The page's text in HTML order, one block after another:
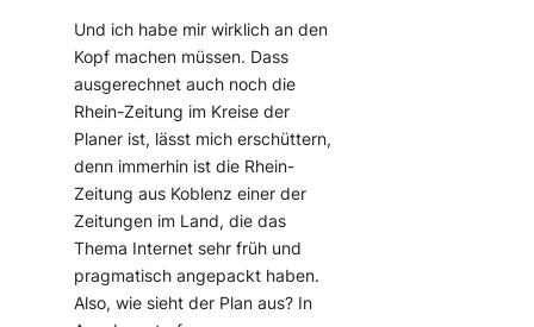
Und ich habe mir wirklich an den
Kopf machen müssen. Dass
ausgerechnet auch noch die
Rhein-Zeitung im Kreise der
Planer ist, lässt mich erschüttern,
denn immerhin ist die Rhein-
Zeitung aus Koblenz einer der
Zeitungen im Land, die das
Thema Internet sehr früh und
pragmatisch angepackt haben.
Also, wie sieht der Plan aus? In